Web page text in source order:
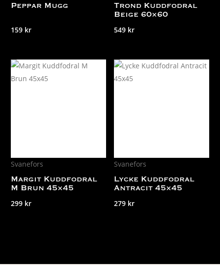
Peppar Mugg
159 kr
Trond Kuddfodral
Beige 60×60
549 kr
Svanefors
Margit Kuddfodral
M Brun 45×45
299 kr
Svanefors
Lycke Kuddfodral
Antracit 45×45
279 kr